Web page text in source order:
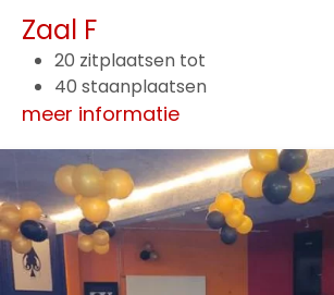
Zaal F
20 zitplaatsen tot
40 staanplaatsen
meer informatie